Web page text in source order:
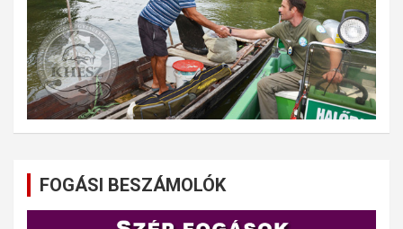
FOGÁSI BESZÁMOLÓK